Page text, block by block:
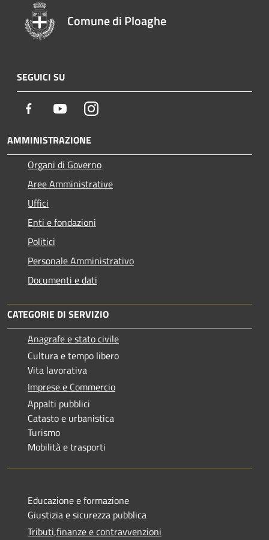
Comune di Ploaghe
SEGUICI SU
Facebook YoutubeInstagram
AMMINISTRAZIONE
Organi di Governo
Aree Amministrative
Uffici
Enti e fondazioni
Politici
Personale Amministrativo
Documenti e dati
CATEGORIE DI SERVIZIO
Anagrafe e stato civile
Cultura e tempo libero
Vita lavorativa
Imprese e Commercio
Appalti pubblici
Catasto e urbanistica
Turismo
Mobilità e trasporti
Educazione e formazione
Giustizia e sicurezza pubblica
Tributi,finanze e contravvenzioni